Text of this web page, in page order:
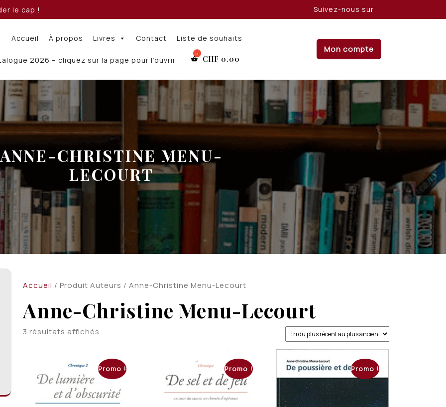
le cap ! Suivez-nous sur
Accueil À propos Livres Contact Liste de souhaits
2026 – cliquez sur la page pour l’ouvrir CHF 0.00
Mon compte
ANNE-CHRISTINE MENU-
LECOURT
Accueil / Produit Auteurs / Anne-Christine Menu-Lecourt
Anne-Christine Menu-Lecourt
3 résultats affichés
récent
au
ancien
Promo ! Promo ! Promo !